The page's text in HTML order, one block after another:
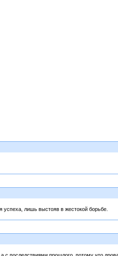
лишь выстояв в жестокой борьбе.